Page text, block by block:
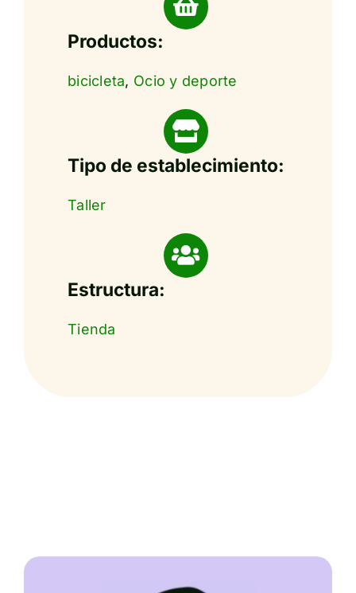
Productos:
bicicleta, Ocio y deporte
Tipo de establecimiento:
Taller
Estructura:
Tienda